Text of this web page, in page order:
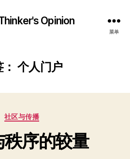
Opinion
菜单
个人门户
分
社区与传播
秩序的较量